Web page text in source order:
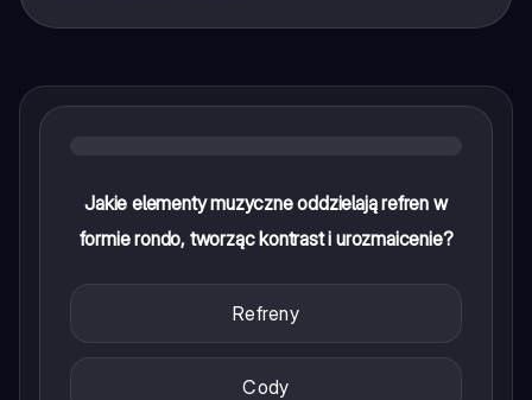
Jakie elementy muzyczne oddzielają refren w
formie rondo, tworząc kontrast i urozmaicenie?
Refreny
Cody